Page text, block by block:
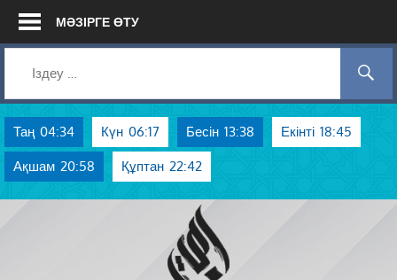
Skip
МӘЗІРГЕ ӨТУ
Таң 04:34 Күн 06:17 Бесін 13:38 Екінті 18:45
Ақшам 20:58 Құптан 22:42